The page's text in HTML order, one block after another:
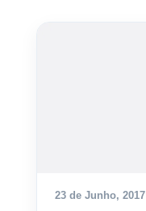
23 de Junho, 2017